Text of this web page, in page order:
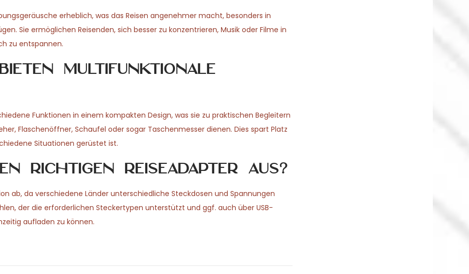
erheblich, was das Reisen angenehmer macht, besonders in
Sie ermöglichen Reisenden, sich besser zu konzentrieren, Musik oder Filme in
zu entspannen.
multifunktionale
Funktionen in einem kompakten Design, was sie zu praktischen Begleitern
Flaschenöffner, Schaufel oder sogar Taschenmesser dienen. Dies spart Platz
Situationen gerüstet ist.
richtigen Reiseadapter aus?
ab, da verschiedene Länder unterschiedliche Steckdosen und Spannungen
der die erforderlichen Steckertypen unterstützt und ggf. auch über USB-
aufladen zu können.